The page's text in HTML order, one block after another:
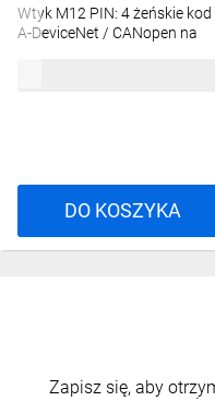
Wtyk M12 PIN: 4 żeńskie kod
A-DeviceNet / CANopen na
DO KOSZYKA
Zapisz się, aby